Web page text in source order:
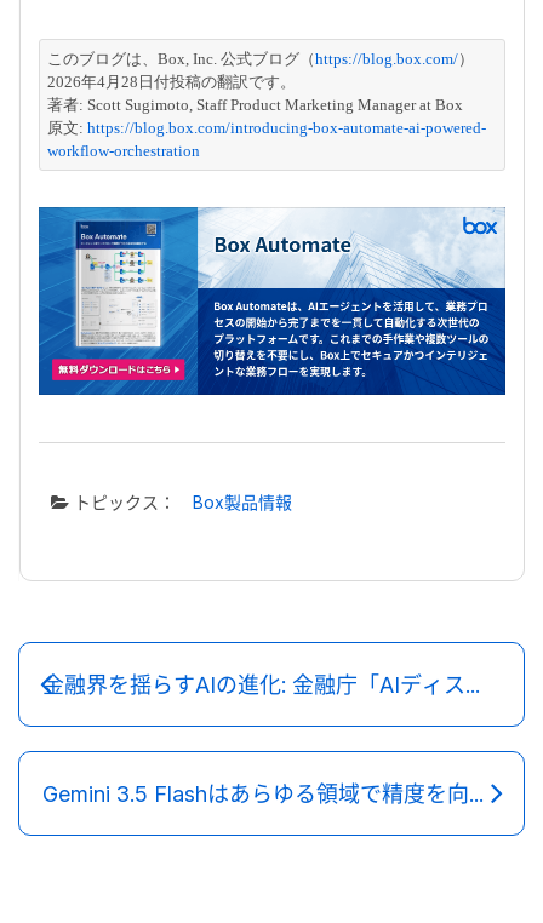
このブログは、Box, Inc. 公式ブログ（https://blog.box.com/）
2026年4月28日付投稿の翻訳です。
著者: Scott Sugimoto, Staff Product Marketing Manager at Box
原文: https://blog.box.com/introducing-box-automate-ai-powered-
workflow-orchestration
トピックス： Box製品情報
金融界を揺らすAIの進化: 金融庁「AIディスカッションペーパー（第1.1版）」徹底解説
Gemini 3.5 Flashはあらゆる領域で精度を向上、Gemini Appは企業コンテンツをBoxで統合